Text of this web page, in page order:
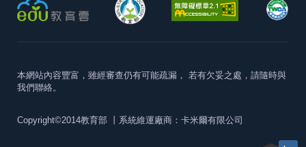
本網站內容豐富，雖經審查仍有可能疏漏， 若有欠妥之處，請隨時與
我們聯絡。
Copyright©2014教育部 丨系統維運廠商：卡米爾有限公司